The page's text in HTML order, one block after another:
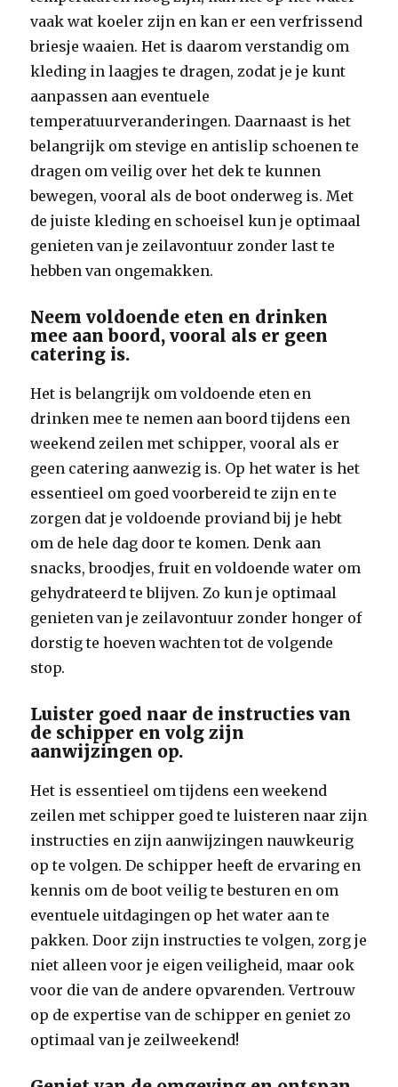
vaak wat koeler zijn en kan er een verfrissend
briesje waaien. Het is daarom verstandig om
kleding in laagjes te dragen, zodat je je kunt
aanpassen aan eventuele
temperatuurveranderingen. Daarnaast is het
belangrijk om stevige en antislip schoenen te
dragen om veilig over het dek te kunnen
bewegen, vooral als de boot onderweg is. Met
de juiste kleding en schoeisel kun je optimaal
genieten van je zeilavontuur zonder last te
hebben van ongemakken.
Neem voldoende eten en drinken
mee aan boord, vooral als er geen
catering is.
Het is belangrijk om voldoende eten en
drinken mee te nemen aan boord tijdens een
weekend zeilen met schipper, vooral als er
geen catering aanwezig is. Op het water is het
essentieel om goed voorbereid te zijn en te
zorgen dat je voldoende proviand bij je hebt
om de hele dag door te komen. Denk aan
snacks, broodjes, fruit en voldoende water om
gehydrateerd te blijven. Zo kun je optimaal
genieten van je zeilavontuur zonder honger of
dorstig te hoeven wachten tot de volgende
stop.
Luister goed naar de instructies van
de schipper en volg zijn
aanwijzingen op.
Het is essentieel om tijdens een weekend
zeilen met schipper goed te luisteren naar zijn
instructies en zijn aanwijzingen nauwkeurig
op te volgen. De schipper heeft de ervaring en
kennis om de boot veilig te besturen en om
eventuele uitdagingen op het water aan te
pakken. Door zijn instructies te volgen, zorg je
niet alleen voor je eigen veiligheid, maar ook
voor die van de andere opvarenden. Vertrouw
op de expertise van de schipper en geniet zo
optimaal van je zeilweekend!